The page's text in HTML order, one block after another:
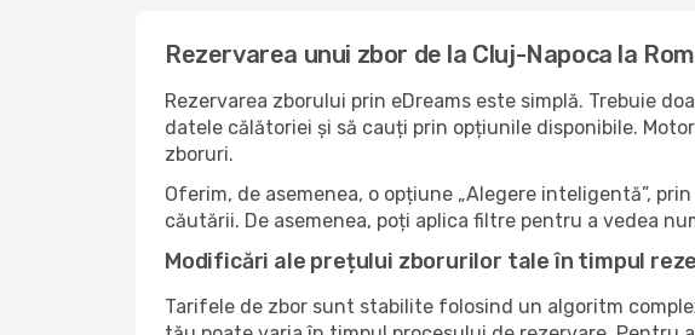
Rezervarea unui zbor de la Cluj-Napoca la
Rezervarea zborului prin eDreams este simplă. Trebuie
datele călătoriei și să cauți prin opțiunile disponibile.
zboruri.
Oferim, de asemenea, o opțiune „Alegere inteligentă”,
căutării. De asemenea, poți aplica filtre pentru a vedea
Modificări ale prețului zborurilor tale în timpul
Tarifele de zbor sunt stabilite folosind un algoritm